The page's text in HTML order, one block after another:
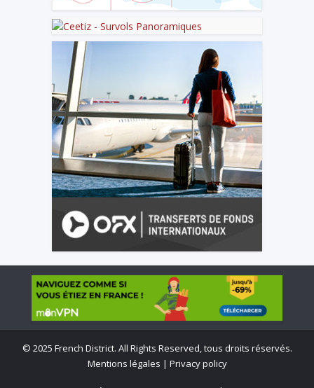
© 2025 French District. All Rights Reserved, tous droits réservés.
Mentions légales | Privacy policy